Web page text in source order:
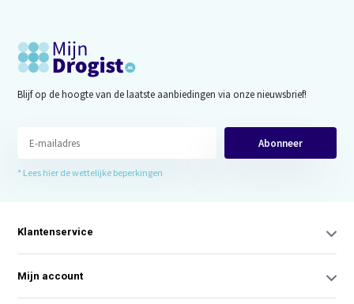
Blijf op de hoogte van de laatste aanbiedingen via onze nieuwsbrief!
Abonneer
* Lees hier de wettelijke beperkingen
Klantenservice
Mijn account